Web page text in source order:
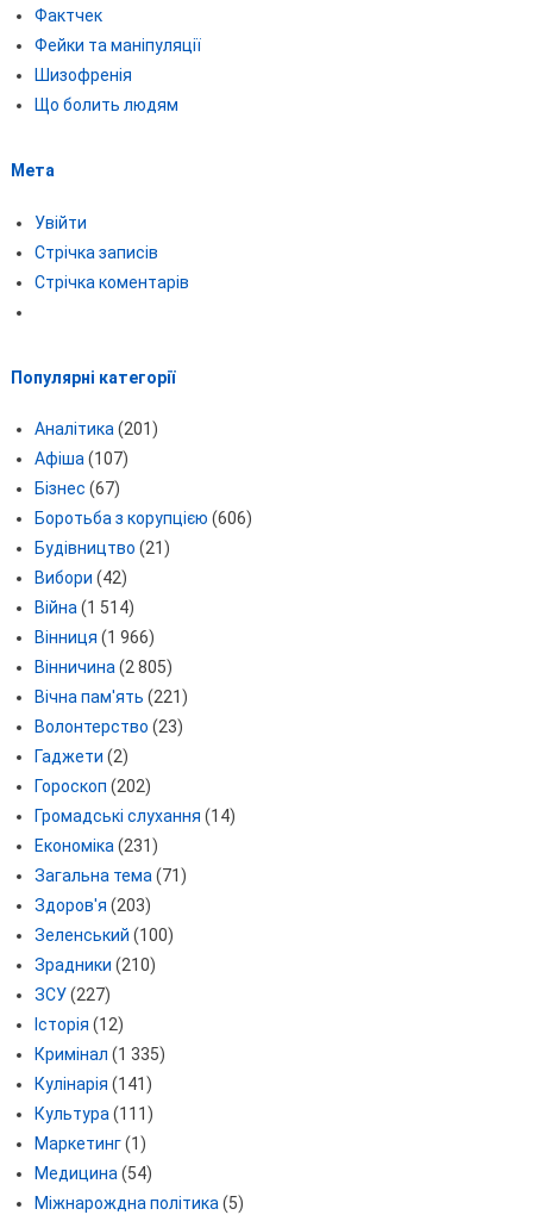
Фактчек
Фейки та маніпуляції
Шизофренія
Що болить людям
Мета
Увійти
Стрічка записів
Стрічка коментарів
Популярні категорії
Аналітика(201)
Афіша(107)
Бізнес (67)
Боротьба з корупцією (606)
Будівництво (21)
Вибори (42)
Війна(1 514)
Вінниця (1 966)
Вінничина(2 805)
Вічна пам'ять (221)
Волонтерство (23)
Гаджети (2)
Гороскоп (202)
Громадські слухання (14)
Економіка(231)
Загальна тема(71)
Здоров'я (203)
Зеленський (100)
Зрадники (210)
ЗСУ(227)
Історія (12)
Кримінал (1 335)
Кулінарія (141)
Культура(111)
Маркетинг(1)
Медицина(54)
Міжнарождна політика(5)